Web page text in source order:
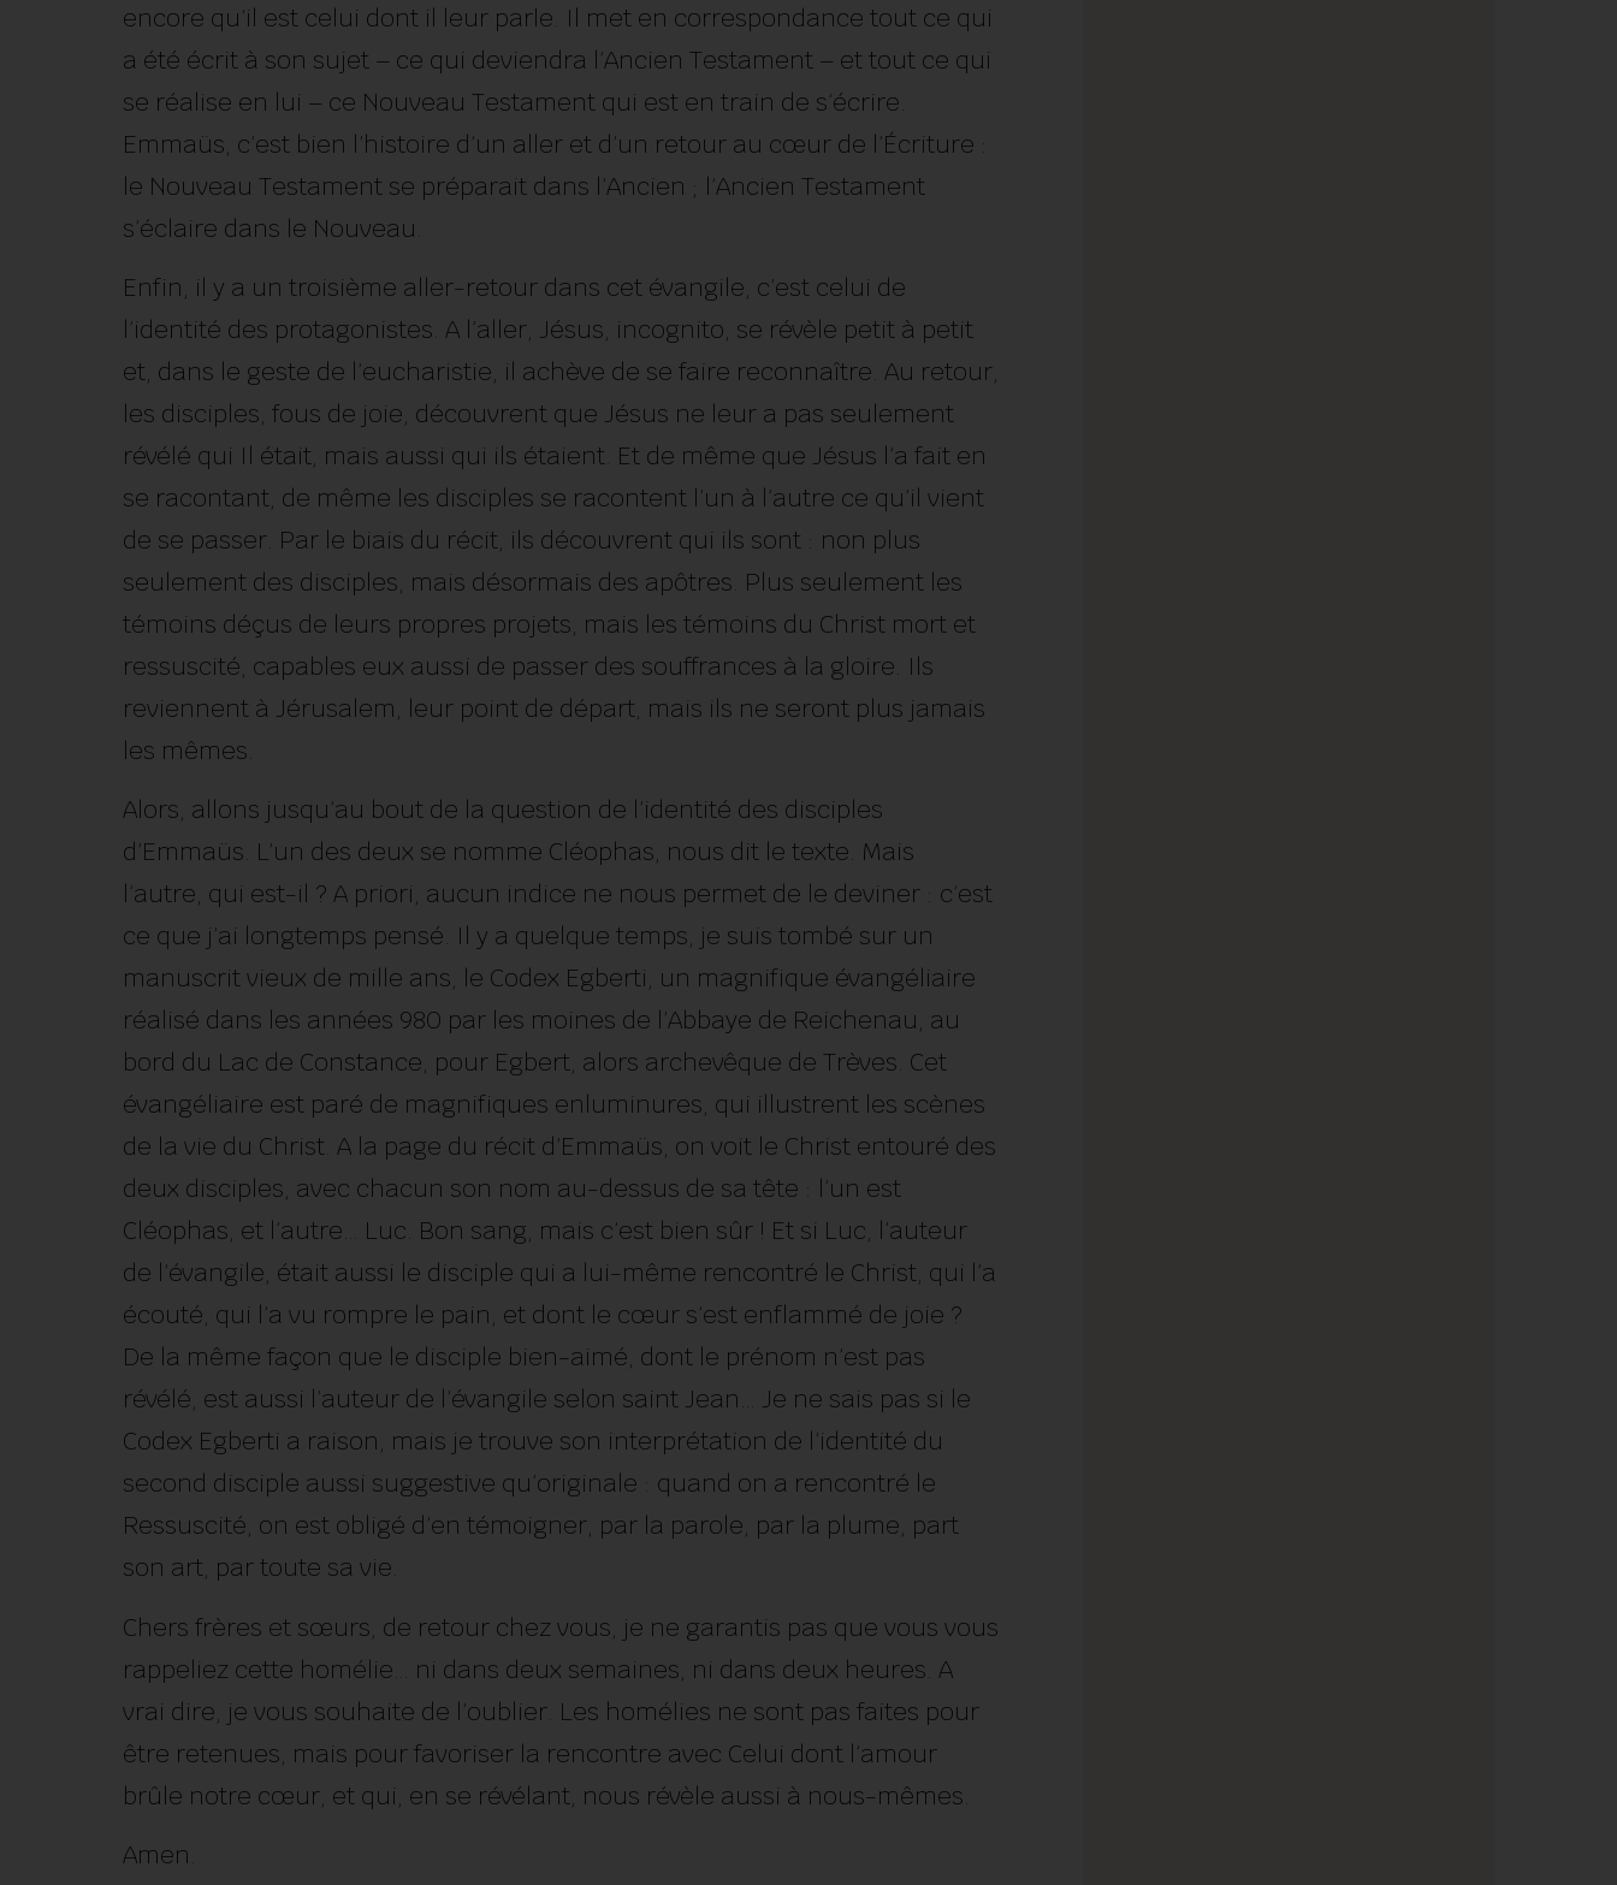
encore qu’il est celui dont il leur parle. Il met en correspondance tout ce qui
a été écrit à son sujet – ce qui deviendra l’Ancien Testament – et tout ce qui
se réalise en lui – ce Nouveau Testament qui est en train de s’écrire.
Emmaüs, c’est bien l’histoire d’un aller et d’un retour au cœur de l’Écriture :
le Nouveau Testament se préparait dans l’Ancien ; l’Ancien Testament
s’éclaire dans le Nouveau.
Enfin, il y a un troisième aller-retour dans cet évangile, c’est celui de
l’identité des protagonistes. A l’aller, Jésus, incognito, se révèle petit à petit
et, dans le geste de l’eucharistie, il achève de se faire reconnaître. Au retour,
les disciples, fous de joie, découvrent que Jésus ne leur a pas seulement
révélé qui Il était, mais aussi qui ils étaient. Et de même que Jésus l’a fait en
se racontant, de même les disciples se racontent l’un à l’autre ce qu’il vient
de se passer. Par le biais du récit, ils découvrent qui ils sont : non plus
seulement des disciples, mais désormais des apôtres. Plus seulement les
témoins déçus de leurs propres projets, mais les témoins du Christ mort et
ressuscité, capables eux aussi de passer des souffrances à la gloire. Ils
reviennent à Jérusalem, leur point de départ, mais ils ne seront plus jamais
les mêmes.
Alors, allons jusqu’au bout de la question de l’identité des disciples
d’Emmaüs. L’un des deux se nomme Cléophas, nous dit le texte. Mais
l’autre, qui est-il ? A priori, aucun indice ne nous permet de le deviner : c’est
ce que j’ai longtemps pensé. Il y a quelque temps, je suis tombé sur un
manuscrit vieux de mille ans, le Codex Egberti, un magnifique évangéliaire
réalisé dans les années 980 par les moines de l’Abbaye de Reichenau, au
bord du Lac de Constance, pour Egbert, alors archevêque de Trèves. Cet
évangéliaire est paré de magnifiques enluminures, qui illustrent les scènes
de la vie du Christ. A la page du récit d’Emmaüs, on voit le Christ entouré des
deux disciples, avec chacun son nom au-dessus de sa tête : l’un est
Cléophas, et l’autre… Luc. Bon sang, mais c’est bien sûr ! Et si Luc, l’auteur
de l’évangile, était aussi le disciple qui a lui-même rencontré le Christ, qui l’a
écouté, qui l’a vu rompre le pain, et dont le cœur s’est enflammé de joie ?
De la même façon que le disciple bien-aimé, dont le prénom n’est pas
révélé, est aussi l’auteur de l’évangile selon saint Jean… Je ne sais pas si le
Codex Egberti a raison, mais je trouve son interprétation de l’identité du
second disciple aussi suggestive qu’originale : quand on a rencontré le
Ressuscité, on est obligé d’en témoigner, par la parole, par la plume, part
son art, par toute sa vie.
Chers frères et sœurs, de retour chez vous, je ne garantis pas que vous vous
rappeliez cette homélie… ni dans deux semaines, ni dans deux heures. A
vrai dire, je vous souhaite de l’oublier. Les homélies ne sont pas faites pour
être retenues, mais pour favoriser la rencontre avec Celui dont l’amour
brûle notre cœur, et qui, en se révélant, nous révèle aussi à nous-mêmes.
Amen.